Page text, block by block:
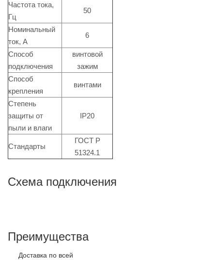
Частота тока,
Гц
50
Номинальный
ток, А
6
Способ
подключения
винтовой
зажим
Способ
крепления
винтами
Степень
защиты от
пыли и влаги
IP20
Стандарты
ГОСТ Р
51324.1
Схема подключения
Преимущества
Доставка по всей